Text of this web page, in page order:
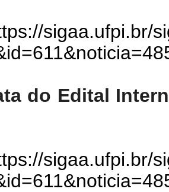
sigaa.ufpi.br/
do Edital
sigaa.ufpi.br/